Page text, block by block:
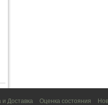
Доставка Оценка состояния